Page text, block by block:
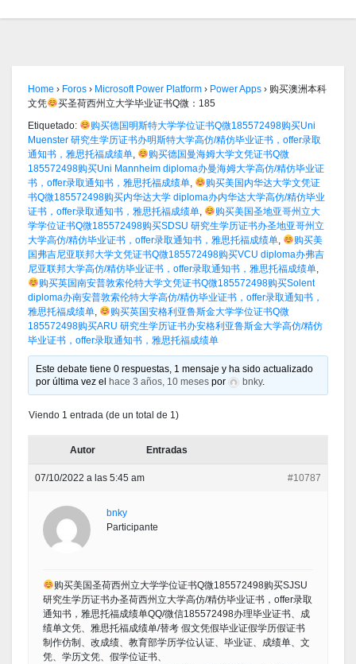
Home › Foros › Microsoft Power Platform › Power Apps › 购买澳洲本科
文凭
买圣荷西州立大学毕业证书Q微：185
Etiquetado:
购买德国明斯特大学学位证书Q微185572498购买Uni
Muenster 研究生学历证书办明斯特大学高仿/精仿毕业证书，offer录取
通知书，雅思托福成绩单,
购买德国曼海姆大学文凭证书Q微
185572498购买Uni Mannheim diploma办曼海姆大学高仿/精仿毕业证
书，offer录取通知书，雅思托福成绩单,
购买美国内华达大学文凭证
书Q微185572498购买内华达大学 diploma办内华达大学高仿/精仿毕业
证书，offer录取通知书，雅思托福成绩单,
购买美国圣地亚哥州立大
学学位证书Q微185572498购买SDSU 研究生学历证书办圣地亚哥州立
大学高仿/精仿毕业证书，offer录取通知书，雅思托福成绩单,
购买美
国弗吉尼亚联邦大学文凭证书Q微185572498购买VCU diploma办弗吉
尼亚联邦大学高仿/精仿毕业证书，offer录取通知书，雅思托福成绩单,
购买英国南安普敦索伦特大学文凭证书Q微185572498购买Solent
diploma办南安普敦索伦特大学高仿/精仿毕业证书，offer录取通知书，
雅思托福成绩单,
购买英国安格利亚鲁斯金大学学位证书Q微
185572498购买ARU 研究生学历证书办安格利亚鲁斯金大学高仿/精仿
毕业证书，offer录取通知书，雅思托福成绩单
Este debate tiene 0 respuestas, 1 mensaje y ha sido actualizado
por última vez el
hace 3 años, 10 meses por bnky.
Viendo 1 entrada (de un total de 1)
Autor Entradas
07/10/2022 a las 5:45 am #10787
bnky
Participante
购买美国圣荷西州立大学学位证书Q微185572498购买SJSU
研究生学历证书办圣荷西州立大学高仿/精仿毕业证书，offer录取
通知书，雅思托福成绩单QQ/微信185572498办理毕业证书、成
绩单文凭、雅思托福成绩单/替考 假文凭假毕业证假学历假证书
制作仿制、改成绩、教育部学历学位认证、毕业证、成绩单、文
凭、学历文凭、假学位证书、